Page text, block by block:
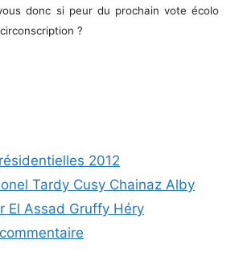
donc si peur du prochain vote écolo
?
2012
Tardy Cusy Chainaz Alby
El Assad Gruffy Héry